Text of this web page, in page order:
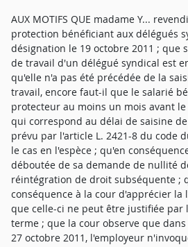
AUX MOTIFS QUE madame Y...
protection bénéficiant aux délégués
désignation le 19 octobre 2011 ; que
de travail d'un délégué syndical est
qu'elle n'a pas été précédée de la
travail, encore faut-il que le salarié
protecteur au moins un mois avant
qui correspond au délai de saisine
prévu par l'article L. 2421-8 du code
le cas en l'espèce ; qu'en
déboutée de sa demande de nullité
réintégration de droit subséquente ;
conséquence à la cour d'apprécier
que celle-ci ne peut être justifiée par
terme ; que la cour observe que
27 octobre 2011, l'employeur